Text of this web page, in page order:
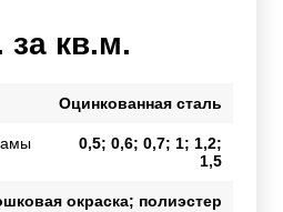
за кв.м.
Оцинкованная сталь
0,5; 0,6; 0,7; 1; 1,2;
1,5
окраска; полиэстер